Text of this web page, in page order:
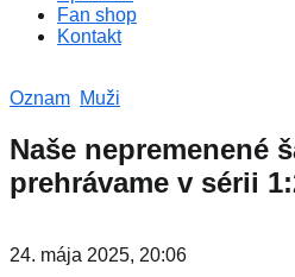
Fan shop
Kontakt
Oznam Muži
Naše nepremenené
prehrávame v sérii
24. mája 2025, 20:06